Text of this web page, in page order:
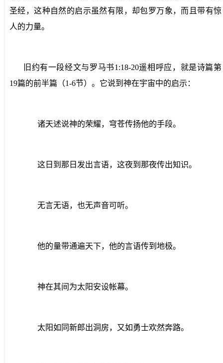
圣经，这种自然的启示虽然有限，却包罗万象，而且带有惊
人的力量。
旧约有一段经文与罗马书1:18-20遥相呼应，就是诗篇第
19篇的前半篇（1-6节）。它说到神在宇宙中的启示：
诸天述说神的荣耀，穹苍传扬他的手段。
这日到那日发出言语，这夜到那夜传出知识。
无言无语，也无声音可听。
他的量带通遍天下，他的言语传到地极。
神在其间为太阳安设帐幕。
太阳如同新郎出洞房，又如勇士欢然奔路。